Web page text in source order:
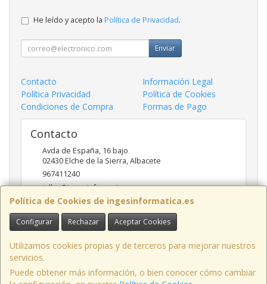
Política de Cookies de ingesinformatica.es
Configurar Rechazar Aceptar Cookies
Utilizamos cookies propias y de terceros para mejorar nuestros
servicios.
Puede obtener más información, o bien conocer cómo cambiar
He leído y acepto la Política de Privacidad.
Enviar
Contacto
Información Legal
Política Privacidad
Política de Cookies
Condiciones de Compra
Formas de Pago
Contacto
Avda de España, 16 bajo
02430Elche de la Sierra,Albacete
967411240
taller@ingesinformatica.es
Horario
9 a 14 y 17 a 20